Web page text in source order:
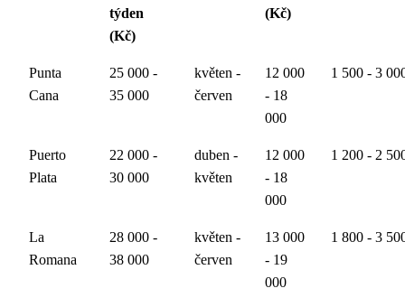
týden
(Kč)
(Kč)
Punta
Cana
25 000 -
35 000
květen -
červen
12 000
- 18
000
1 500 - 3
Puerto
Plata
22 000 -
30 000
duben -
květen
12 000
- 18
000
1 200 - 2
La
Romana
28 000 -
38 000
květen -
červen
13 000
- 19
000
1 800 - 3